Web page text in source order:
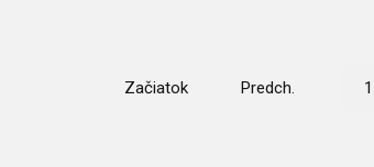
Začiatok Predch.